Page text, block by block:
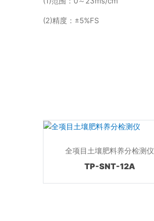
(2)精度：±5%FS
全项目土壤肥料养分检测仪
TP-SNT-12A